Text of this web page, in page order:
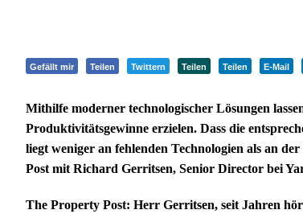
Gefällt mir Teilen Twittern Teilen Teilen E-Mail
Mithilfe moderner technologischer Lösungen
Produktivitätsgewinne erzielen. Dass die
liegt weniger an fehlenden Technologien als an
Post mit Richard Gerritsen, Senior Director bei
The Property Post: Herr Gerritsen, seit Jahren